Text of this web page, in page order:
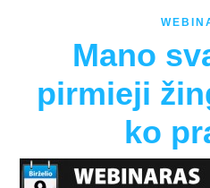
Mano
pirmieji
ko